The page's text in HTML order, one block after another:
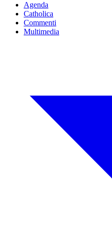
Agenda
Catholica
Commenti
Multimedia